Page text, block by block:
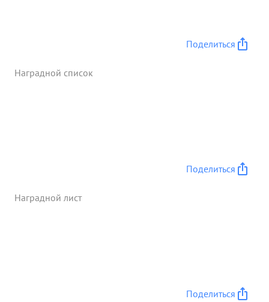
частями бригады, самоотверженность и ...»
Поделиться
Наградной список
Поделиться
Наградной лист
Поделиться